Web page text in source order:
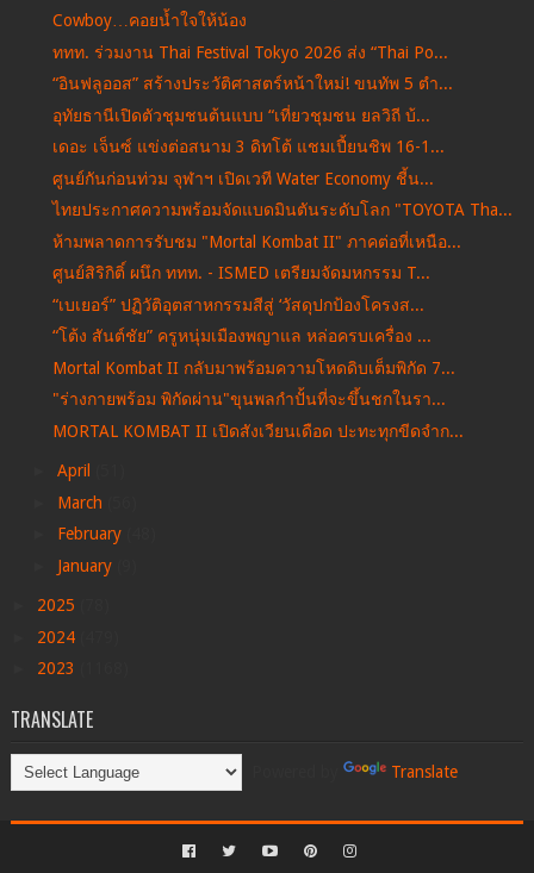
Cowboy…คอยน้ำใจให้น้อง
ททท. ร่วมงาน Thai Festival Tokyo 2026 ส่ง “Thai Po...
“อินฟลูออส” สร้างประวัติศาสตร์หน้าใหม่! ขนทัพ 5 ตำ...
อุทัยธานีเปิดตัวชุมชนต้นแบบ “เที่ยวชุมชน ยลวิถี บ้...
เดอะ เจ็นซ์ แข่งต่อสนาม 3 ดิทโต้ แชมเปี้ยนชิพ 16-1...
ศูนย์กันก่อนท่วม จุฬาฯ เปิดเวที Water Economy ชี้น...
ไทยประกาศความพร้อมจัดแบดมินตันระดับโลก "TOYOTA Tha...
ห้ามพลาดการรับชม "Mortal Kombat II" ภาคต่อที่เหนือ...
ศูนย์สิริกิติ์ ผนึก ททท. - ISMED เตรียมจัดมหกรรม T...
“เบเยอร์” ปฏิวัติอุตสาหกรรมสีสู่ ‘วัสดุปกป้องโครงส...
“โต้ง สันต์ชัย” ครูหนุ่มเมืองพญาแล หล่อครบเครื่อง ...
Mortal Kombat II กลับมาพร้อมความโหดดิบเต็มพิกัด 7...
"ร่างกายพร้อม พิกัดผ่าน"ขุนพลกำปั้นที่จะขึ้นชกในรา...
MORTAL KOMBAT II เปิดสังเวียนเดือด ปะทะทุกขีดจำก...
April
March
February
January
2025
2024
2023
TRANSLATE
Translate